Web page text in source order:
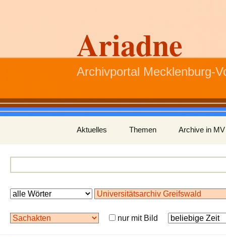
Ariadne
Archivportal Mecklenburg-
Inhalt
springen
Aktuelles Themen Archive in MV
nur mit Bild